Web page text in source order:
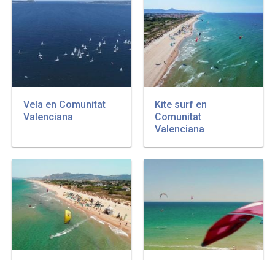
Vela en Comunitat
Valenciana
Kite surf en
Comunitat
Valenciana